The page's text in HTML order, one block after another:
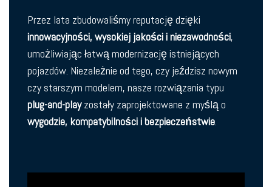
Przez lata zbudowaliśmy reputację dzięki
innowacyjności, wysokiej jakości i niezawodności,
umożliwiając łatwą modernizację istniejących
pojazdów. Niezależnie od tego, czy jeździsz nowym
czy starszym modelem, nasze rozwiązania typu
plug-and-playzostały zaprojektowane z myślą o
wygodzie, kompatybilności i bezpieczeństwie.